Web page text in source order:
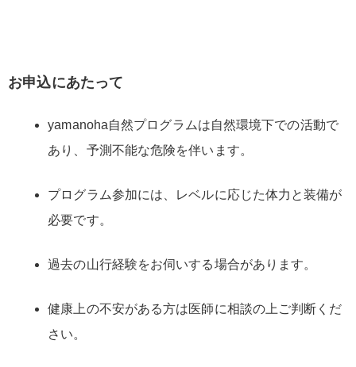
お申込にあたって
yamanoha自然プログラムは自然環境下での活動で
あり、予測不能な危険を伴います。
プログラム参加には、レベルに応じた体力と装備が
必要です。
過去の山行経験をお伺いする場合があります。
健康上の不安がある方は医師に相談の上ご判断くだ
さい。